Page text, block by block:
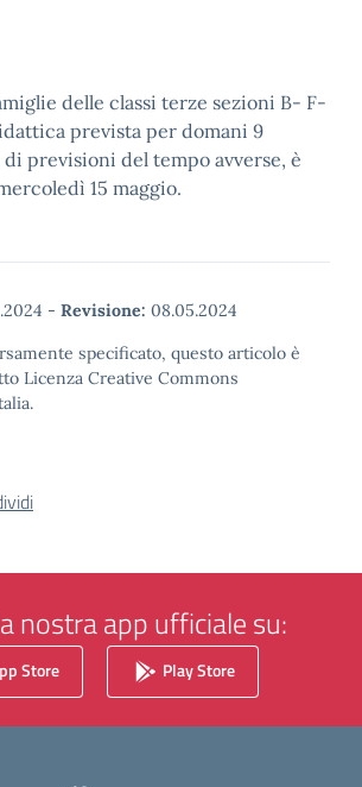
delle classi terze sezioni B- F-
prevista per domani 9
di previsioni del tempo avverse, è
15 maggio.
- Revisione: 08.05.2024
specificato, questo articolo è
Licenza Creative Commons
nostra app ufficiale su:
Store Play Store